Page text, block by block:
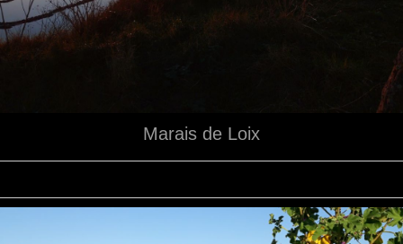
Marais de Loix